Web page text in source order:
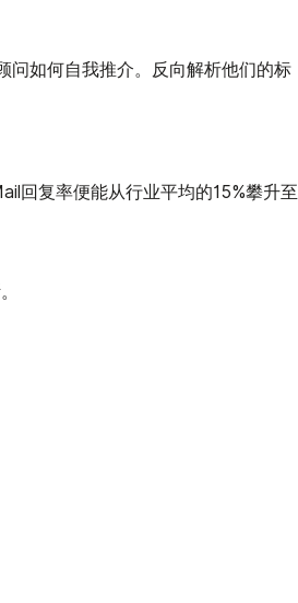
问如何自我推介。反向解析他们的标
回复率便能从行业平均的15%攀升至